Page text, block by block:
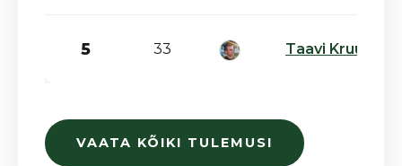
5 33 Taavi Kruut
VAATA KÕIKI TULEMUSI